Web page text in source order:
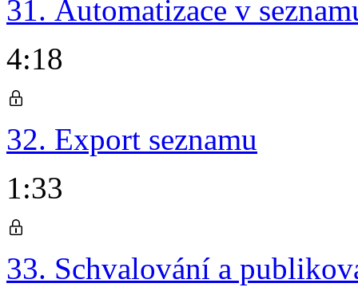
31. Automatizace v
4:18
32. Export seznamu
1:33
33. Schvalování a